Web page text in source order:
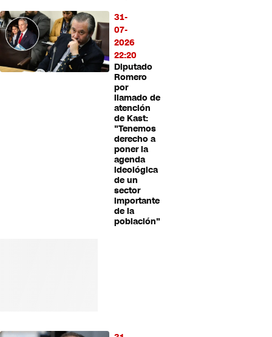
31-
07-
2026
22:20
Diputado
Romero
por
llamado de
atención
de Kast:
"Tenemos
derecho a
poner la
agenda
ideológica
de un
sector
importante
de la
población"